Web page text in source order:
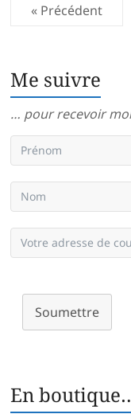
« Précédent
Me suivre
… pour recevoir
Soumettre
En